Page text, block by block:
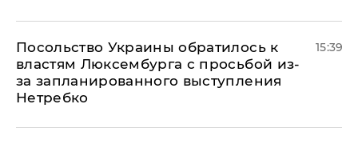
Посольство Украины обратилось к
властям Люксембурга с просьбой из-
за запланированного выступления
Нетребко
15:39